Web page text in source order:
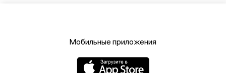
Мобильные приложения